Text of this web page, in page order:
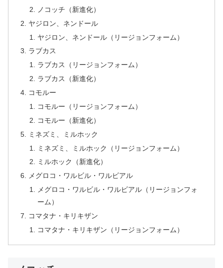
ノコッチ（新進化）
ヤジロン、ネンドール
ヤジロン、ネンドール（リージョンフォーム）
ラブカス
ラブカス（リージョンフォーム）
ラブカス（新進化）
コモルー
コモルー（リージョンフォーム）
コモルー（新進化）
ミネズミ、ミルホック
ミネズミ、ミルホック（リージョンフォーム）
ミルホック（新進化）
メグロコ・ワルビル・ワルビアル
メグロコ・ワルビル・ワルビアル（リージョンフォ
ーム）
コマタナ・キリキザン
コマタナ・キリキザン（リージョンフォーム）